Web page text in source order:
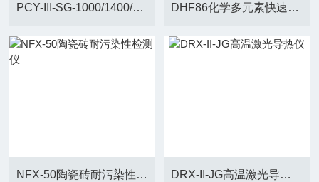
PCY-III-SG-1000/1400/1700卧式双推杆式热膨胀系数测试仪 DHF86化学多元素快速分析仪
NFX-50陶瓷砖耐污染性检测仪 DRX-II-JG高温激光导热仪